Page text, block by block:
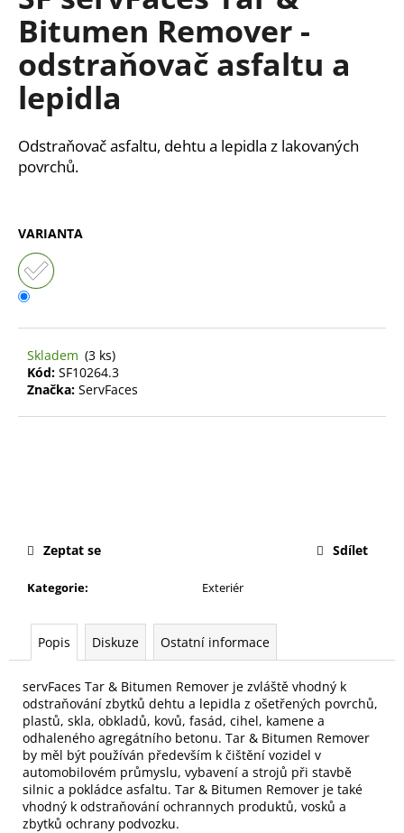
0,0
hvězdiček.
Bitumen Remover -
odstraňovač asfaltu a
lepidla
Odstraňovač asfaltu, dehtu a lepidla z lakovaných
povrchů.
VARIANTA
Skladem (3 ks)
Kód: SF10264.3
Značka: ServFaces
Kategorie: Exteriér
Zeptat se Sdílet
Popis Diskuze Ostatní informace
servFaces Tar & Bitumen Remover je zvláště vhodný k
odstraňování zbytků dehtu a lepidla z ošetřených povrchů,
plastů, skla, obkladů, kovů, fasád, cihel, kamene a
odhaleného agregátního betonu. Tar & Bitumen Remover
by měl být používán především k čištění vozidel v
automobilovém průmyslu, vybavení a strojů při stavbě
silnic a pokládce asfaltu. Tar & Bitumen Remover je také
vhodný k odstraňování ochrannych produktů, vosků a
zbytků ochrany podvozku.
a
j
í
t
?
D
o
p
o
u
SF
FINE
LEHCE
ABRAZIVNÍ
PASTA
1
355
Kč